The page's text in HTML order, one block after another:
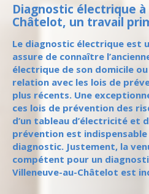
Diagnostic électrique
Châtelot, un travail
Le diagnostic électrique est
assure de connaître
électrique de son domicile
relation avec les lois de
plus récents. Une
ces lois de prévention des
d’un tableau d’électricité et
prévention est
diagnostic. Justement, la
compétent pour un
Villeneuve-au-Châtelot est